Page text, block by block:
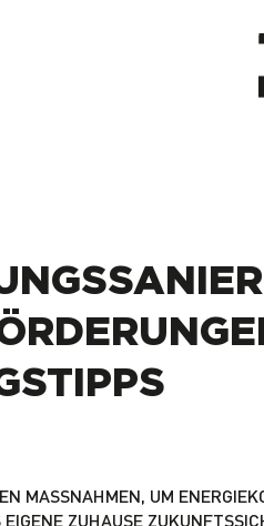
MASSNAHMEN, UM
ZUHAUSE